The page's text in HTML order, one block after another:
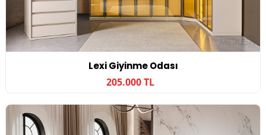
Lexi Giyinme Odası
205.000 TL